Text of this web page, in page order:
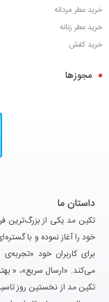
خرید عطر مردانه
خرید عطر زنانه
خرید کفش
مجوزها
داستان ما
خود را آغاز نموده و با
برای کاربران خود
می‌کند. «ارسال سریع»، «
تکین مد از نخستین روز